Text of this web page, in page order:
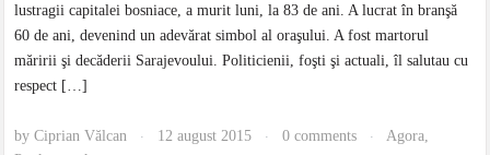
lustragii capitalei bosniace, a murit luni, la 83 de ani. A lucrat în branşă
60 de ani, devenind un adevărat simbol al oraşului. A fost martorul
măririi şi decăderii Sarajevoului. Politicienii, foşti şi actuali, îl salutau cu
respect […]
byCiprian Vălcan · 12 august 2015 · 0 comments · Agora